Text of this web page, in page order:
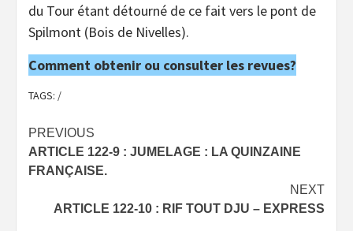
du Tour étant détourné de ce fait vers le pont de
Spilmont (Bois de Nivelles).
Comment obtenir ou consulter les revues?
TAGS: /
Post
navigation
PREVIOUS
ARTICLE 122-9 : JUMELAGE : LA QUINZAINE
FRANÇAISE.
NEXT
ARTICLE 122-10 : RIF TOUT DJU – EXPRESS